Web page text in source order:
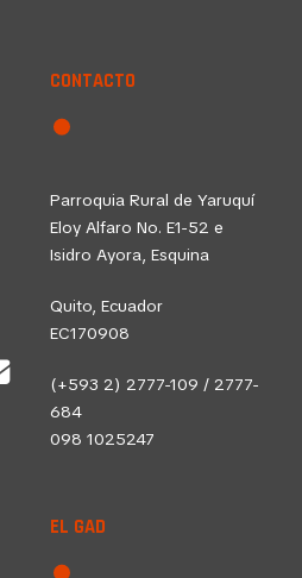
CONTACTO
Parroquia Rural de Yaruquí
Eloy Alfaro No. E1-52 e
Isidro Ayora, Esquina
Quito, Ecuador
EC170908
(+593 2) 2777-109 / 2777-
684
098 1025247
EL GAD